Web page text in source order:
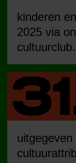
kinderen
2025 via
cultuurclub.